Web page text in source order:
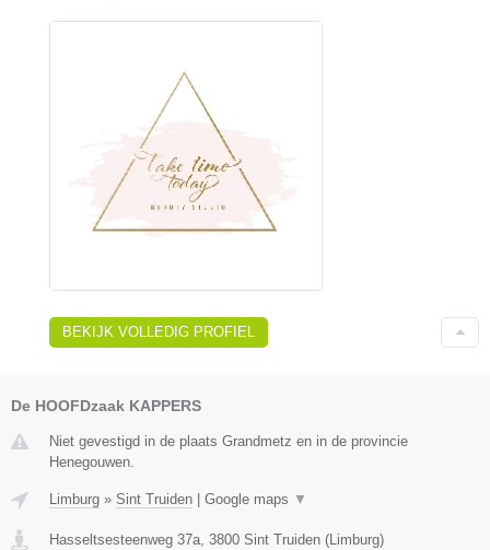
BEKIJK VOLLEDIG PROFIEL
De HOOFDzaak KAPPERS
Niet gevestigd in de plaats Grandmetz en in de provincie
Henegouwen.
Limburg » Sint Truiden Google maps ▼
Hasseltsesteenweg 37a, 3800 Sint Truiden (Limburg)